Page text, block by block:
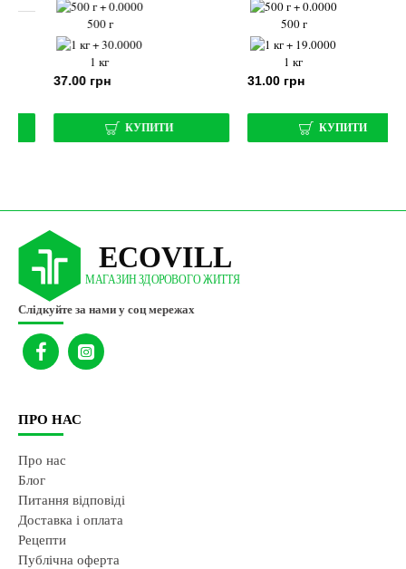
31.00 грн
КУПИТИ
37.00 грн
КУПИТИ
Слідкуйте за нами у соц мережах
ПРО НАС
Про нас
Блог
Питання відповіді
Доставка і оплата
Рецепти
Публічна оферта